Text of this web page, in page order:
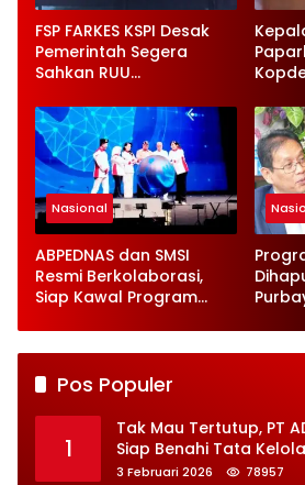
FSP FARKES KSPI Desak
Pemerintah Segera
Sahkan RUU
Kerja
Nasional
ABPEDNAS dan SMSI
Resmi Berkolaborasi,
Siap Kawal Program
Pos Populer
1
Tak Mau Tertutup, PT
Siap Benahi Tata
3 Februari 2026 78957